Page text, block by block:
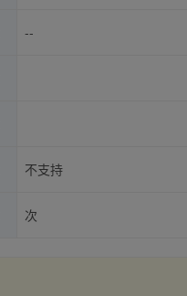
--
不支持
次